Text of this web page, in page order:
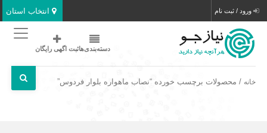
انتخاب استان ورود / ثبت نام
دسته‌بندی‌هاثبت اگهی رایگان
خانه / محصولات برچسب خورده “نصاب ماهواره بلوار فردوس”